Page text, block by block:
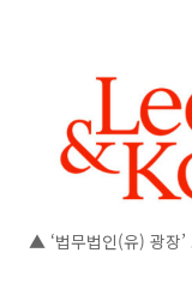
▲ ‘법무법인(유) 광장